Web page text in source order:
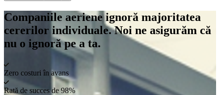
Companiile aeriene ignoră majoritatea
cererilor individuale. Noi ne asigurăm că
nu o ignoră pe a ta.
Zero costuri în avans
Rată de succes de 98%